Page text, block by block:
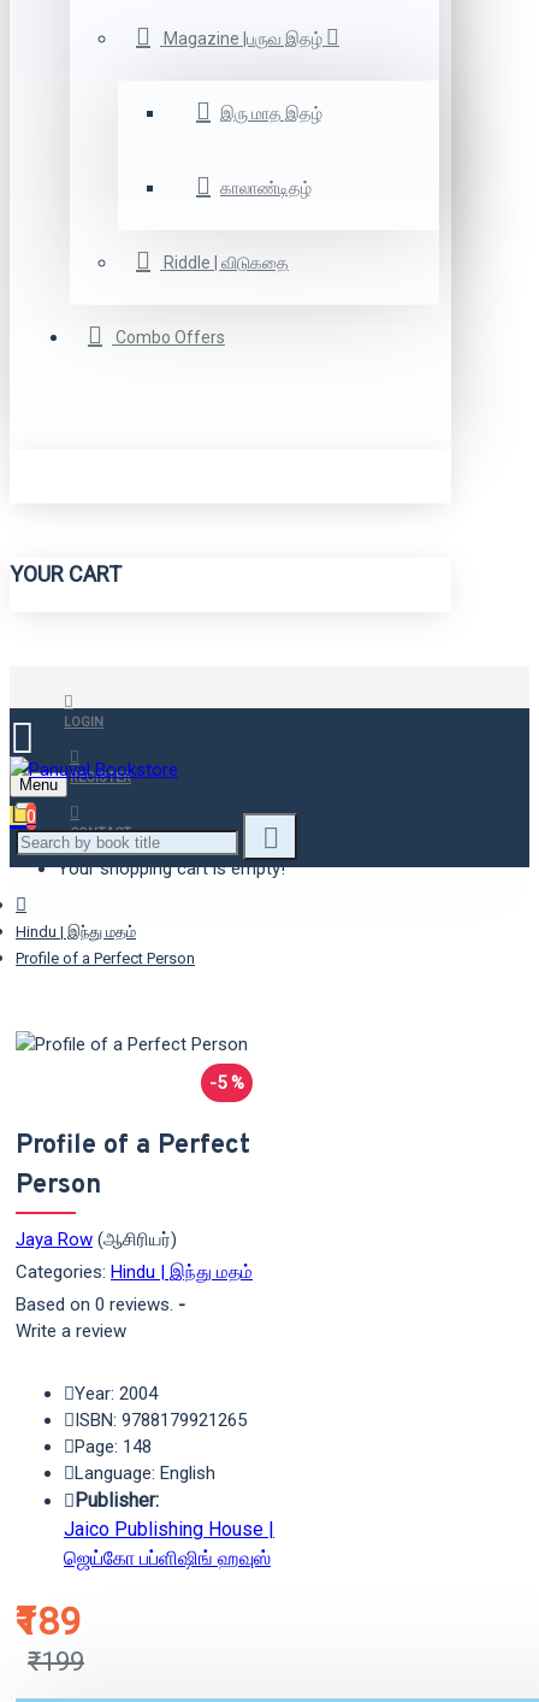
Magazine |பருவ இதழ்
இரு மாத இதழ்
காலாண்டிதழ்
Riddle | விடுகதை
Combo Offers
YOUR CART
LOGIN
REGISTER
CONTACT
Menu
0
Your shopping cart is empty!
Hindu | இந்து மதம்
Profile of a Perfect Person
-5 %
Profile of a Perfect
Person
Jaya Row (ஆசிரியர்)
Categories: Hindu | இந்து மதம்
Based on 0 reviews. -
Write a review
₹189
₹199
Year: 2004
ISBN: 9788179921265
Page: 148
Language: English
Publisher:
Jaico Publishing House |
ஜெய்கோ பப்ளிஷிங் ஹவுஸ்